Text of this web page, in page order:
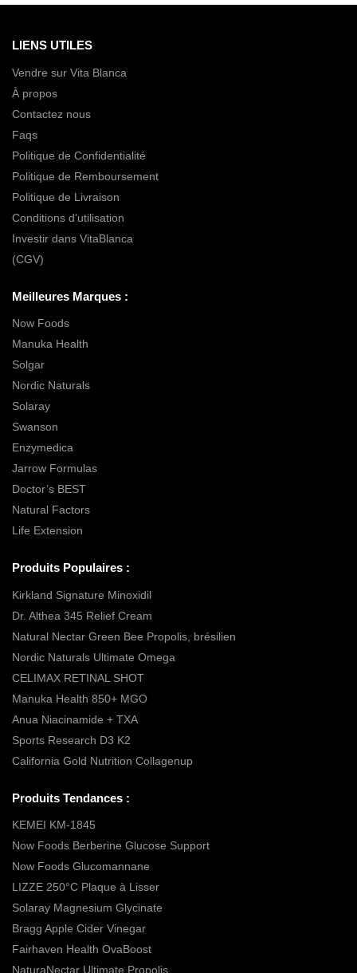
LIENS UTILES
Vendre sur Vita Blanca
À propos
Contactez nous
Faqs
Politique de Confidentialité
Politique de Remboursement
Politique de Livraison
Conditions d’utilisation
Investir dans VitaBlanca
(CGV)
Meilleures Marques :
Now Foods
Manuka Health
Solgar
Nordic Naturals
Solaray
Swanson
Enzymedica
Jarrow Formulas
Doctor’s BEST
Natural Factors
Life Extension
Produits Populaires :
Kirkland Signature Minoxidil
Dr. Althea 345 Relief Cream
Natural Nectar Green Bee Propolis, brésilien
Nordic Naturals Ultimate Omega
CELIMAX RETINAL SHOT
Manuka Health 850+ MGO
Anua Niacinamide + TXA
Sports Research D3 K2
California Gold Nutrition Collagenup
Produits Tendances :
KEMEI KM-1845
Now Foods Berberine Glucose Support
Now Foods Glucomannane
LIZZE 250°C Plaque à Lisser
Solaray Magnesium Glycinate
Bragg Apple Cider Vinegar
Fairhaven Health OvaBoost
NaturaNectar Ultimate Propolis